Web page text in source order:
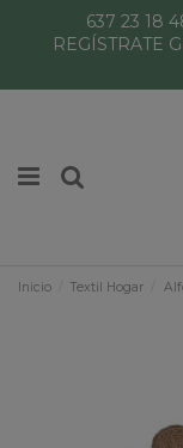
637 23 18
REGÍSTRATE
Inicio Textil Hogar